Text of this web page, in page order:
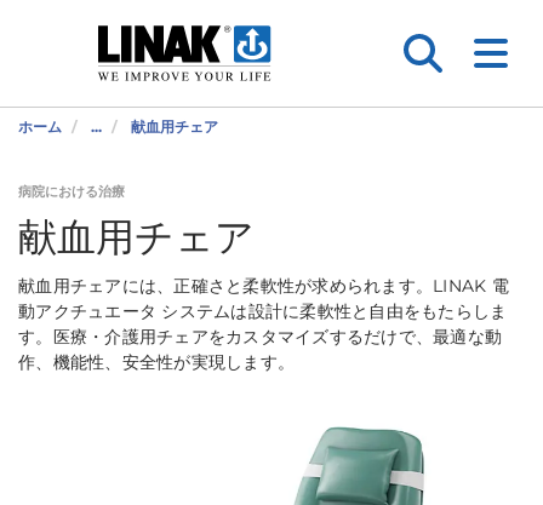
ホーム ... 献血用チェア
病院における治療
献血用チェア
献血用チェアには、正確さと柔軟性が求められます。LINAK 電
動アクチュエータ システムは設計に柔軟性と自由をもたらしま
す。医療・介護用チェアをカスタマイズするだけで、最適な動
作、機能性、安全性が実現します。